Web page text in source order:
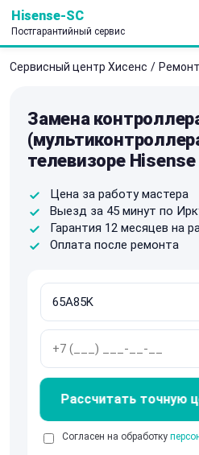
Hisense-SC
Постгарантийный сервис
Сервисный центр Хисенс /
Замена
телевизоре
Цена за работу мастера
Выезд за 45 минут по
Гарантия 12 месяцев на
Оплата после ремонта
Рассчитать точную
Согласен на обработку